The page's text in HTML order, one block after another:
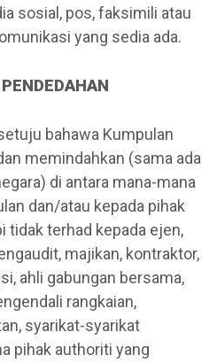
sosial, pos, faksimili atau
yang sedia ada.
bahawa Kumpulan
memindahkan (sama ada
di antara mana-mana
dan/atau kepada pihak
tidak terhad kepada ejen,
majikan, kontraktor,
ahli gabungan bersama,
rangkaian,
syarikat-syarikat
pihak authoriti yang